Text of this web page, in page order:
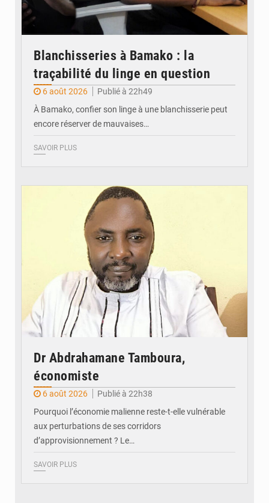
Blanchisseries à Bamako : la
traçabilité du linge en question
6 août 2026
Publié à 22h49
À Bamako, confier son linge à une blanchisserie peut
encore réserver de mauvaises…
SAVOIR PLUS
Dr Abdrahamane Tamboura,
économiste
6 août 2026
Publié à 22h38
Pourquoi l’économie malienne reste-t-elle vulnérable
aux perturbations de ses corridors
d’approvisionnement ? Le…
SAVOIR PLUS